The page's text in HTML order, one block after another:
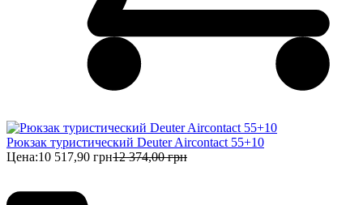
Рюкзак туристический Deuter Aircontact 55+10
Цена:10 517,90 грн12 374,00 грн